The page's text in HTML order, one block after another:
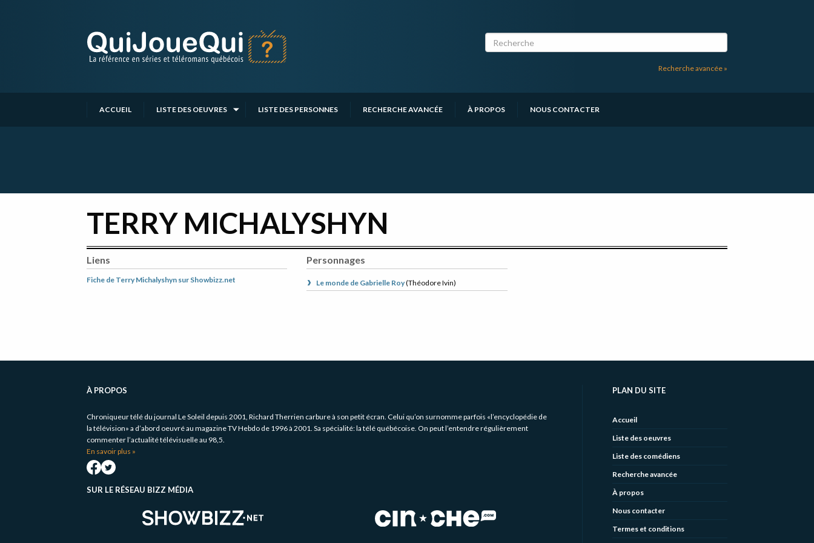
Recherche avancée »
ACCUEIL LISTE DES OEUVRES LISTE DES PERSONNES RECHERCHE AVANCÉE À PROPOS NOUS CONTACTER
TERRY MICHALYSHYN
Liens
Fiche de Terry Michalyshyn sur Showbizz.net
Personnages
Le monde de Gabrielle Roy(Théodore Ivin)
À PROPOS
Chroniqueur télé du journal Le Soleil depuis 2001, Richard Therrien carbure à son petit écran. Celui qu’on surnomme parfois «l’encyclopédie de
la télévision» a d’abord oeuvré au magazine TV Hebdo de 1996 à 2001. Sa spécialité: la télé québécoise. On peut l’entendre régulièrement
commenter l’actualité télévisuelle au 98,5.
En savoir plus »
SUR LE RÉSEAU BIZZ MÉDIA
PLAN DU SITE
Accueil
Liste des oeuvres
Liste des comédiens
Recherche avancée
À propos
Nous contacter
Termes et conditions